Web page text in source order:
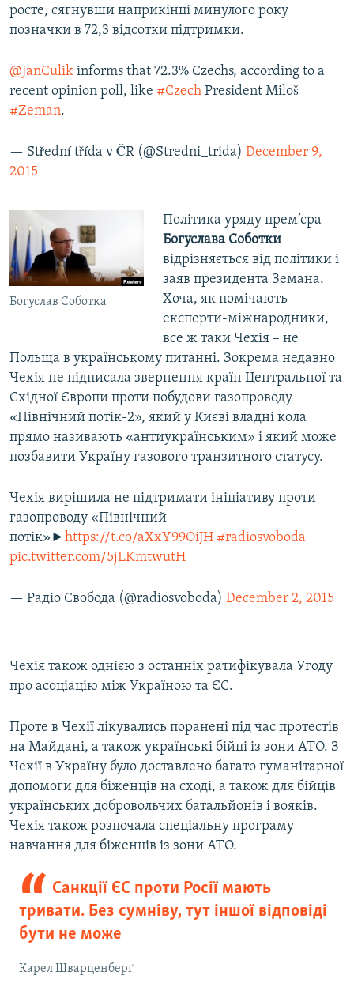
росте, сягнувши наприкінці минулого року
позначки в 72,3 відсотки підтримки.
@JanCulik informs that 72.3% Czechs, according to a
recent opinion poll, like #Czech President Miloš
#Zeman.
— Střední třída v ČR (@Stredni_trida) December 9,
2015
Богуслав Соботка
Політика уряду прем’єра
Богуслава Соботки
відрізняється від політики і
заяв президента Земана.
Хоча, як помічають
експерти-міжнародники,
все ж таки Чехія – не
Польща в українському питанні. Зокрема недавно
Чехія не підписала звернення країн Центральної та
Східної Європи проти побудови газопроводу
«Північний потік-2», який у Києві владні кола
прямо називають «антиукраїнським» і який може
позбавити Україну газового транзитного статусу.
Чехія вирішила не підтримати ініціативу проти
газопроводу «Північний
потік»► https://t.co/aXxY99OiJH #radiosvoboda
pic.twitter.com/5jLKmtwutH
— Радіо Свобода (@radiosvoboda) December 2, 2015
Чехія також однією з останніх ратифікувала Угоду
про асоціацію між Україною та ЄС.
Проте в Чехії лікувались поранені під час протестів
на Майдані, а також українські бійці із зони АТО. З
Чехії в Україну було доставлено багато гуманітарної
допомоги для біженців на сході, а також для бійців
українських добровольчих батальйонів і вояків.
Чехія також розпочала спеціальну програму
навчання для біженців із зони АТО.
Санкції ЄС проти Росії мають
тривати. Без сумніву, тут іншої відповіді
бути не може
Карел Шварценберґ